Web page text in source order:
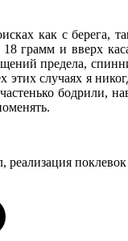
как с берега,
18 грамм и вверх
предела,
этих случаях я
бодрили,